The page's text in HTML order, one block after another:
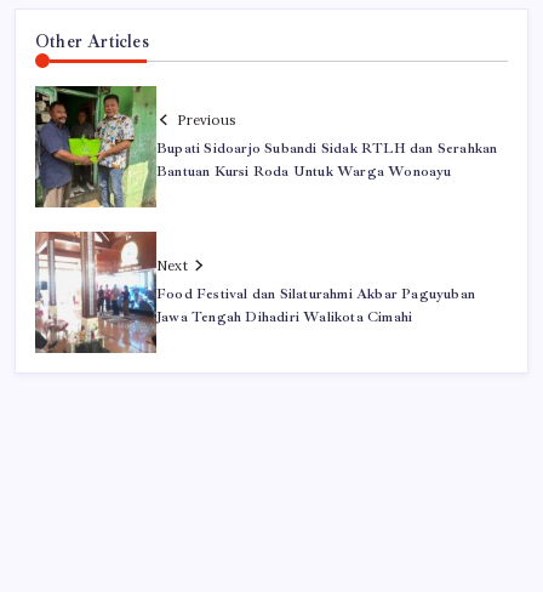
Other Articles
Previous
Bupati Sidoarjo Subandi Sidak RTLH dan Serahkan
Bantuan Kursi Roda Untuk Warga Wonoayu
Next
Food Festival dan Silaturahmi Akbar Paguyuban
Jawa Tengah Dihadiri Walikota Cimahi